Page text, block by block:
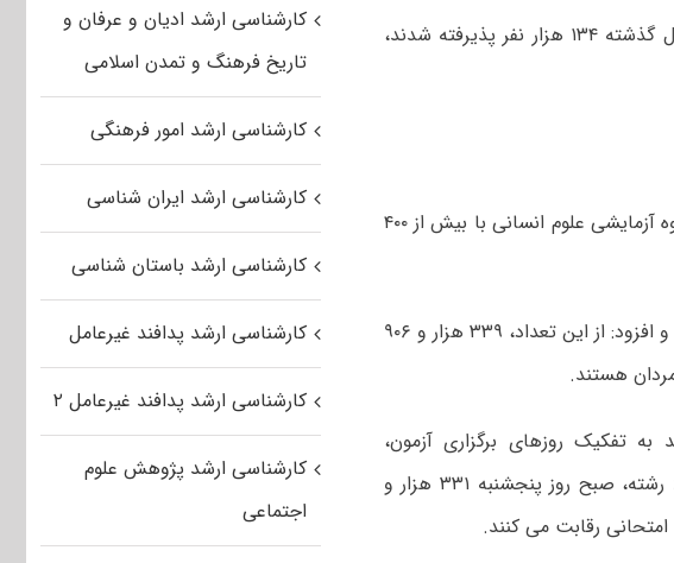
پورعباس درباره ظرفیت پذیرش کنکور کارشناسی ارشد، گفت: سال گذشته ۱۳۴ هزار نفر پذیرفته شدند،
رییس سازمان سنجش آموزش کشور همچنین خاطرنشان کرد: گروه آزمایشی علوم انسانی با بیش از ۴۰۰
وی تعداد کل داوطلبان این آزمون را ۶۴۷ هزار و ۲۰۹ نفر اعلام کرد و افزود: از این تعداد، ۳۳۹ هزار و ۹۰۶
به تفکیک روزهای برگزاری آزمون،
خاطرنشان کرد: در نخستین روز آزمون ۶۸ هزار و ۲۱۷ نفر در ۶۳ رشته، صبح روز پنجشنبه ۳۳۱ هزار و
کارشناسی ارشد ادیان و عرفان و
تاریخ فرهنگ و تمدن اسلامی
کارشناسی ارشد امور فرهنگی
کارشناسی ارشد ایران شناسی
کارشناسی ارشد باستان شناسی
کارشناسی ارشد پدافند غیرعامل
کارشناسی ارشد پدافند غیرعامل ۲
کارشناسی ارشد پژوهش علوم
اجتماعی